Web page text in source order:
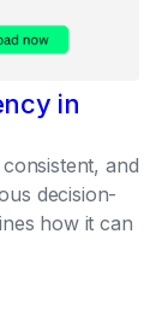
in
and
decision-
how it can